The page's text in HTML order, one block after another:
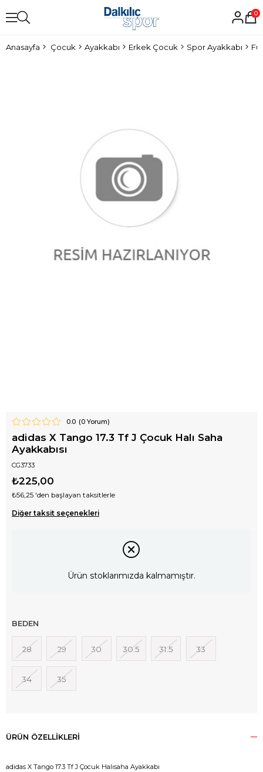
0
Anasayfa Çocuk Ayakkabı Erkek Çocuk Spor Ayakkabı
0.0 (0Yorum)
adidas X Tango 17.3 Tf J Çocuk Halı Saha
Ayakkabısı
CG3733
₺225,00
₺56,25 'den başlayan taksitlerle
Diğer taksit seçenekleri
Ürün stoklarımızda kalmamıştır.
BEDEN
28 29 30 30.5 31.5 33
34 35
ÜRÜN ÖZELLIKLERI
adidas X Tango 17.3 Tf J Çocuk Halısaha Ayakkabı